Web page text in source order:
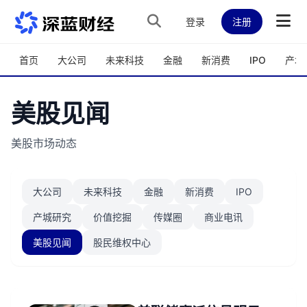
跳转到主内容
登录 注册
首页 大公司 未来科技 金融 新消费 IPO 产城
美股见闻
美股市场动态
大公司 未来科技 金融 新消费 IPO
产城研究 价值挖掘 传媒圈 商业电讯
美股见闻 股民维权中心